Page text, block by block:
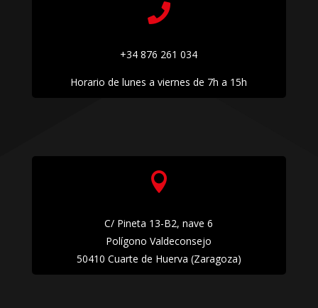

+34 876 261 034
Horario de lunes a viernes de 7h a 15h

C/ Pineta 13-B2, nave 6
Polígono Valdeconsejo
50410 Cuarte de Huerva (Zaragoza)